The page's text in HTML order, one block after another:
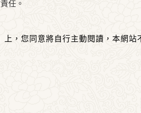
任。
，您同意將自行主動閱讀，本網站